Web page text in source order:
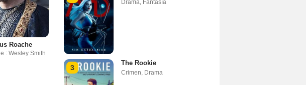
Roache
: Wesley Smith
Drama, Fantasía
3
The Rookie
Crimen, Drama